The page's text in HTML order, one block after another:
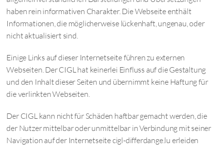
haben rein informativen Charakter. Die Webseite enthält
Informationen, die möglicherweise lückenhaft, ungenau, oder
nicht aktualisiert sind.
Einige Links auf dieser Internetseite führen zu externen
Webseiten. Der CIGL hat keinerlei Einfluss auf die Gestaltung
und den Inhalt dieser Seiten und übernimmt keine Haftung für
die verlinkten Webseiten.
Der CIGL kann nicht für Schäden haftbar gemacht werden, die
der Nutzer mittelbar oder unmittelbar in Verbindung mit seiner
Navigation auf der Internetseite cigl-differdange.lu erleiden